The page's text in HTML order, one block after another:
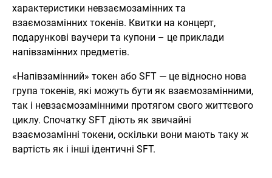
характеристики невзаємозамінних та
взаємозамінних токенів. Квитки на концерт,
подарункові ваучери та купони – це приклади
напівзамінних предметів.
«Напівзамінний» токен або SFT — це відносно нова
група токенів, які можуть бути як взаємозамінними,
так і невзаємозамінними протягом свого життєвого
циклу. Спочатку SFT діють як звичайні
взаємозамінні токени, оскільки вони мають таку ж
вартість як і інші ідентичні SFT.